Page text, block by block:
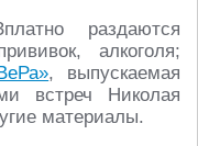
раздаются
алкоголя;
, выпускаемая
встреч Николая
материалы.